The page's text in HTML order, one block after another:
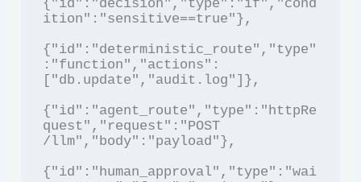
{"id":"decision","type":"if","cond
ition":"sensitive==true"},
{"id":"deterministic_route","type"
:"function","actions":
["db.update","audit.log"]},
{"id":"agent_route","type":"httpRe
quest","request":"POST
/llm","body":"payload"},
{"id":"human_approval","type":"wai